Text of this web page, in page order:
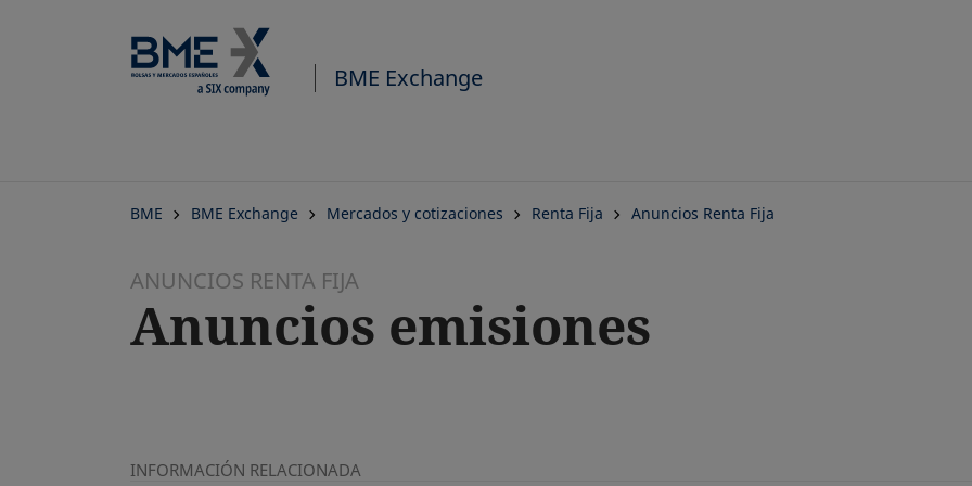
BME Exchange
BME BME Exchange Mercados y cotizaciones Renta Fija Anuncios Renta Fija
ANUNCIOS RENTA FIJA
Anuncios emisiones
INFORMACIÓN RELACIONADA